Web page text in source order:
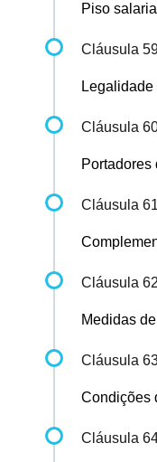
Piso salarial
Cláusula
Cláusula
Portadores
Cláusula 61
Cláusula 62
Medidas
Cláusula
Condições
Cláusula